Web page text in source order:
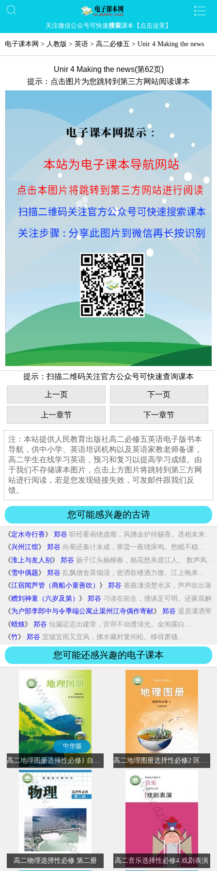
关注微信公众号可快速搜索课本【点击这里】
电子课本网 > 人教版 > 英语 > 高二必修五 > Unir 4 Making the news
Unir 4 Making the news(第62页)
提示：点击图片为您跳转到第三方网站阅读课本
提示：扫描二维码关注官方公众号可快速查询课本
上一页 下一页
上一章节 下一章节
注：本站提供人民教育出版社高二必修五英语电子版书本
导航，供中小学、英语培训机构以及英语家教老师备课，
高二学生在线学习英语，预习和复习以提高学习成绩。由
于我们不存储课本图片，点击上方图片将跳转到第三方网
站进行阅读，若是您发现链接失效，可发邮件跟我们反
馈。
您可能感兴趣的古诗
《定水寺行香》 郑谷 听经看画绕虚廊，风拂金炉待赐香。丞相未来...
《兴州江馆》 郑谷 向蜀还秦计未成，寒蛩一夜绕床鸣。愁眠不稳...
《淮上与友人别 》 郑谷 扬子江头杨柳春，杨花愁杀渡江人。 数声风...
《雪中偶题》 郑谷 乱飘僧舍茶烟湿，密洒歌楼酒力微。江上晚来...
《江宿闻芦管（商船小童善吹） 》 郑谷 塞曲凄清楚水滨，声声吹出落
梅春。须知风月...
《赠刘神童（六岁及第） 》 郑谷 习读在前生，僧谈足可明。还家虽解
喜，登第...
《为户部李郎中与令季端公寓止渠州江寺偶作寄献》 郑谷 退居潇洒寄
禅关，高挂朝簪净室间。孤岛虽留...
《蜡烛》 郑谷 仙漏迟迟出建章，宫帘不动透清光。金闱露白...
《竹》 郑谷 宜烟宜雨又宜风，拂水藏村复间松。移得萧骚...
您可能还感兴趣的电子课本
中华版
高二物理选择性必修 第二册 高二音乐选择性必修4 戏剧表演